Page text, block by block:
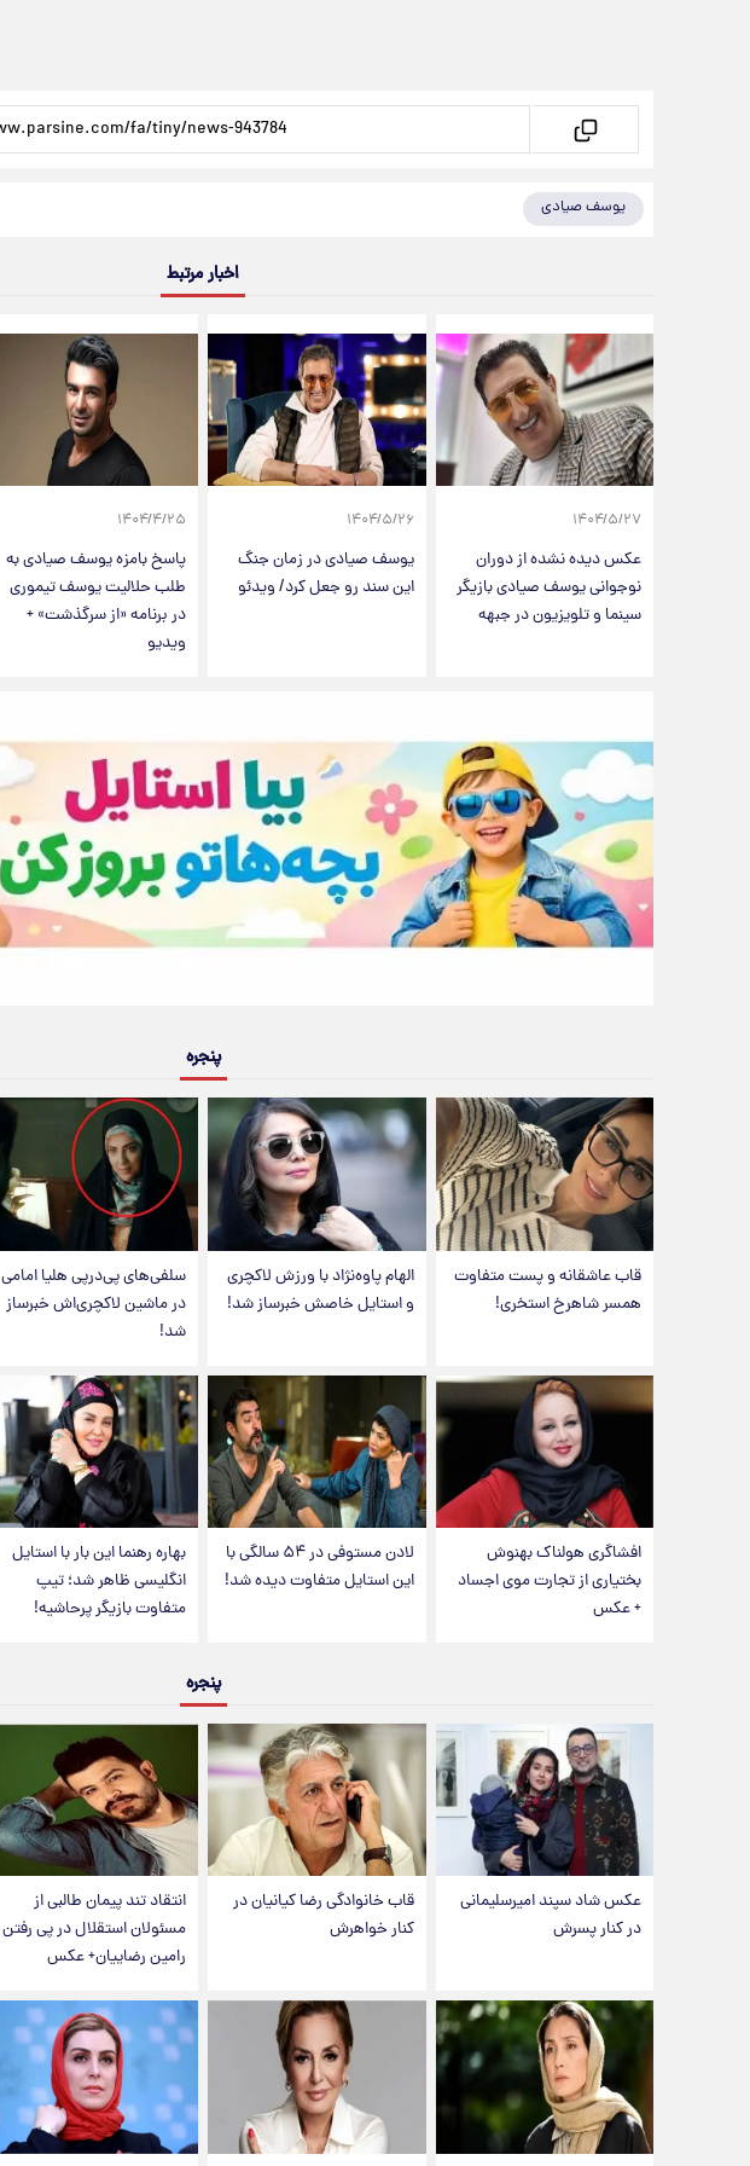
یوسف صیادی
اخبار مرتبط
۱۴۰۴/۵/۲۷
عکس دیده نشده از دوران
نوجوانی یوسف صیادی بازیگر
سینما و تلویزیون در جبهه
۱۴۰۴/۵/۲۶
یوسف صیادی در زمان جنگ
این سند رو جعل کرد/ ویدئو
۱۴۰۴/۴/۲۵
پاسخ بامزه یوسف صیادی به
طلب حلالیت یوسف تیموری
در برنامه «از سرگذشت» +
ویدیو
پنجره
قاب عاشقانه و پست متفاوت
همسر شاهرخ استخری!
الهام پاوه‌نژاد با ورزش لاکچری
و استایل خاصش خبرساز شد!
سلفی‌های پی‌درپی هلیا امامی
در ماشین لاکچری‌اش خبرساز
شد!
افشاگری هولناک بهنوش
بختیاری از تجارت موی اجساد
+ عکس
لادن مستوفی در ۵۴ سالگی با
این استایل متفاوت دیده شد!
بهاره رهنما این بار با استایل
انگلیسی ظاهر شد؛ تیپ
متفاوت بازیگر پرحاشیه!
پنجره
عکس شاد سپند امیرسلیمانی
در کنار پسرش
قاب خانوادگی رضا کیانیان در
کنار خواهرش
انتقاد تند پیمان طالبی از
مسئولان استقلال در پی رفتن
رامین رضاییان+ عکس